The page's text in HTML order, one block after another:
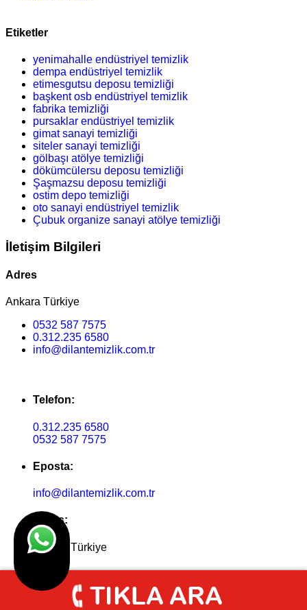
Etiketler
yenimahalle endüstriyel temizlik
dempa endüstriyel temizlik
etimesgutsu deposu temizliği
başkent osb endüstriyel temizlik
fabrika temizliği
pursaklar endüstriyel temizlik
gimat sanayi temizliği
siteler sanayi temizliği
gölbaşı atölye temizliği
dökümcülersu deposu temizliği
Şaşmazsu deposu temizliği
ostim depo temizliği
oto sanayi endüstriyel temizlik
Çubuk organize sanayi atölye temizliği
İletişim Bilgileri
Adres
Ankara Türkiye
0532 587 7575
0.312.235 6580
info@dilantemizlik.com.tr
Telefon:
0.312.235 6580
0532 587 7575
Eposta:
info@dilantemizlik.com.tr
Adres:
Ankara Türkiye
© Dilan Grup Ankara 2025 I TasarımAnkara Hosting